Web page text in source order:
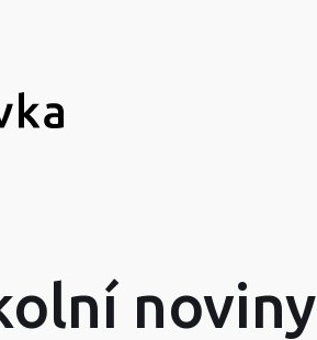
noviny